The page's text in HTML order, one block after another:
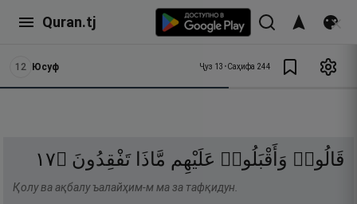
Quran.tj
12 Юсуф Ҷуз 13 •Саҳифа 244
قَالُوا۟ وَأَقْبَلُوا۟ عَلَيْهِم مَّاذَا تَفْقِدُونَ ۝٧١
Қолу ва ақбалу ъалайҳим-м ма за тафқидун.